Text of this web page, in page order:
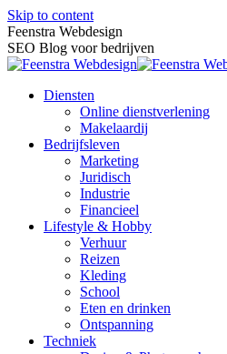
Skip to content
Feenstra Webdesign
SEO Blog voor bedrijven
Diensten
Online dienstverlening
Makelaardij
Bedrijfsleven
Marketing
Juridisch
Industrie
Financieel
Lifestyle & Hobby
Verhuur
Reizen
Kleding
School
Eten en drinken
Ontspanning
Techniek